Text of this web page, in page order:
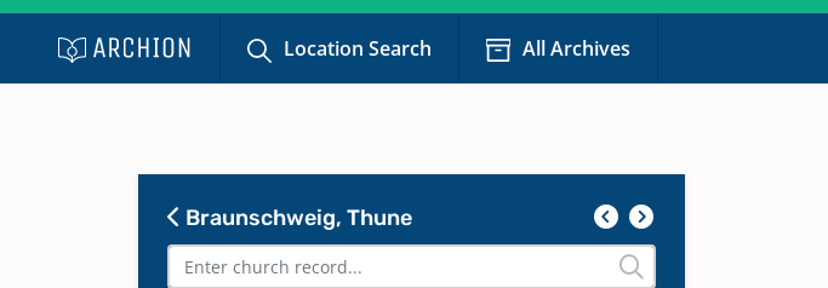
Location Search All Archives
Braunschweig, Thune
Bestattungen 1815-1846
Bestattungen 1869-1875